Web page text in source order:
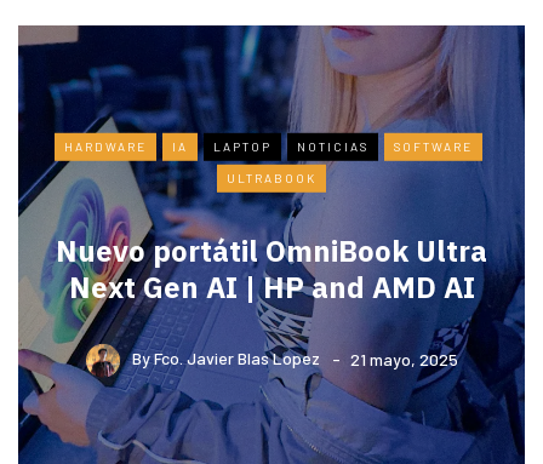
HARDWARE IA LAPTOP NOTICIAS SOFTWARE
ULTRABOOK
Nuevo portátil OmniBook Ultra
​Next Gen AI | HP and AMD AI
ByFco. Javier Blas Lopez 21 mayo, 2025